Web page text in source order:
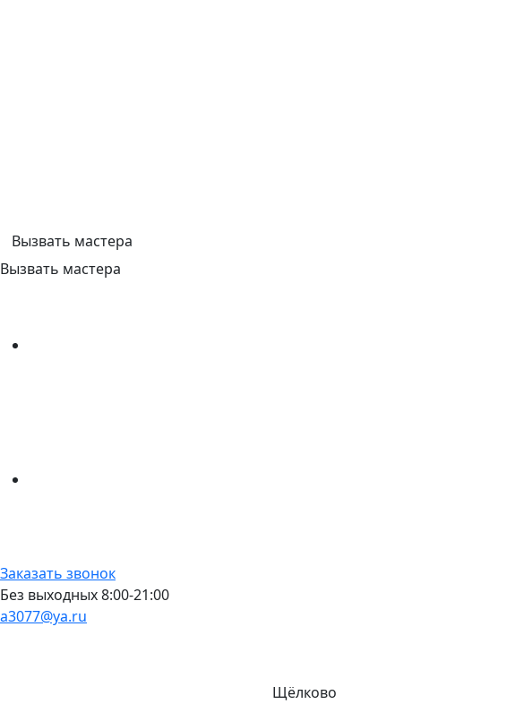
Вызвать мастера
Вызвать мастера
Заказать звонок
Без выходных 8:00-21:00
a3077@ya.ru
Щёлково